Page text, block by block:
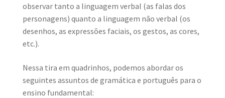
observar tanto a linguagem verbal (as falas dos
personagens) quanto a linguagem não verbal (os
desenhos, as expressões faciais, os gestos, as cores,
etc.).
Nessa tira em quadrinhos, podemos abordar os
seguintes assuntos de gramática e português para o
ensino fundamental: